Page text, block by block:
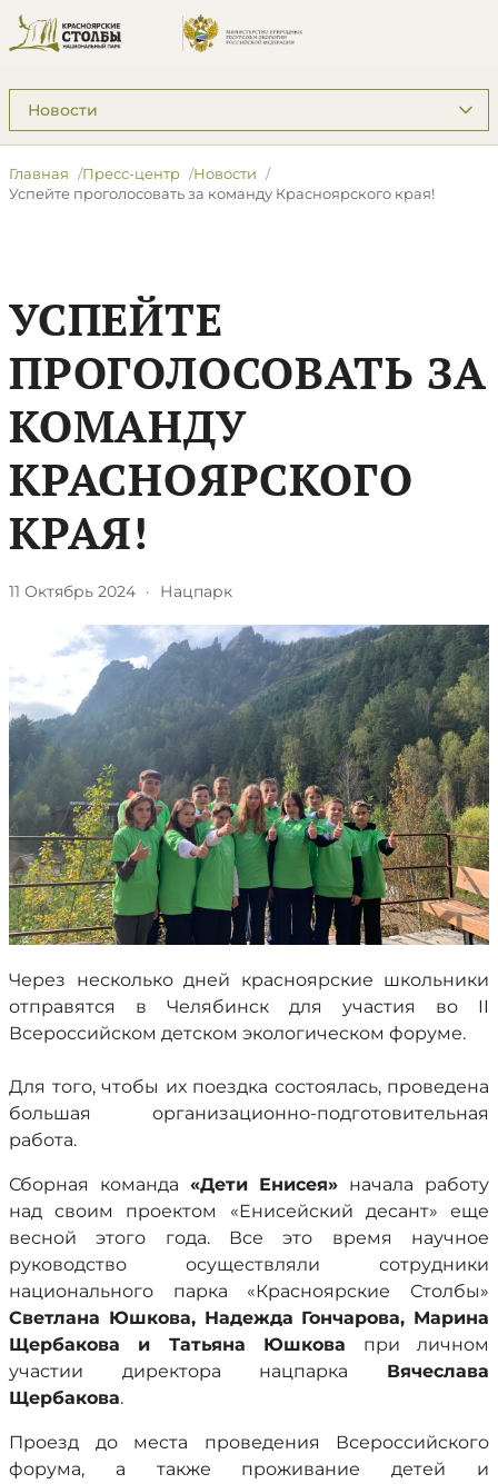
Подразделы: Пресс-центр
Главная Пресс-центр
Новости
​Успейте проголосовать за команду Красноярского края!
​УСПЕЙТЕ
ПРОГОЛОСОВАТЬ ЗА
КОМАНДУ
КРАСНОЯРСКОГО
КРАЯ!
11 Октябрь 2024 · Нацпарк
Через несколько дней красноярские школьники
отправятся в Челябинск для участия во II
Всероссийском детском экологическом форуме.
Для того, чтобы их поездка состоялась, проведена
большая организационно-подготовительная
работа.
Сборная команда «Дети Енисея» начала работу
над своим проектом «Енисейский десант» еще
весной этого года. Все это время научное
руководство осуществляли сотрудники
национального парка «Красноярские Столбы»
Светлана Юшкова, Надежда Гончарова, Марина
Щербакова и Татьяна Юшкова при личном
участии директора нацпарка Вячеслава
Щербакова.
Проезд до места проведения Всероссийского
форума, а также проживание детей и